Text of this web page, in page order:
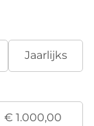
Jaarlijks
€ 1.000,00